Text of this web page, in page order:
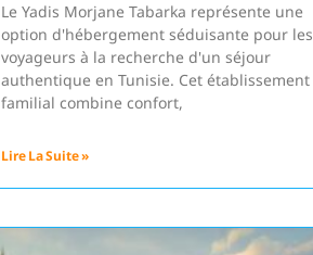
Le Yadis Morjane Tabarka représente une
option d'hébergement séduisante pour les
voyageurs à la recherche d'un séjour
authentique en Tunisie. Cet établissement
familial combine confort,
Lire La Suite »